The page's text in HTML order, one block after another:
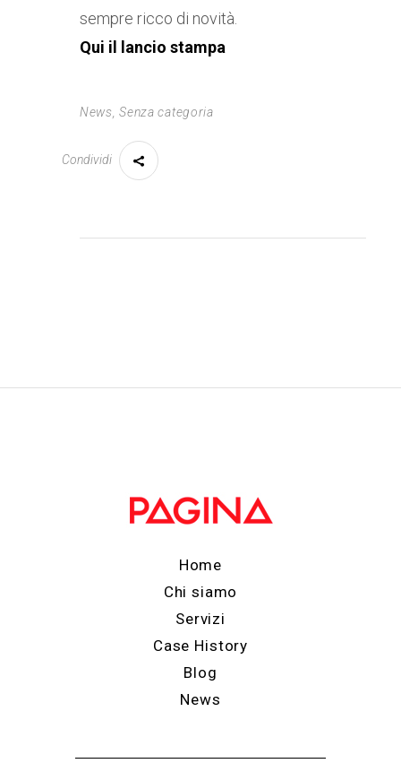
sempre ricco di novità.
Qui il lancio stampa
News ,Senza categoria
Condividi
Home
Chi siamo
Servizi
Case History
Blog
News